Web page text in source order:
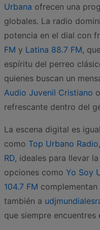
Urbana ofrecen una
globales. La radio
potencia en el dial con
FM y Latina 88.7 FM,
espíritu del perreo
quienes buscan un
Audio Juvenil Cristiano
refrescante dentro del
La escena digital es
como Top Urbano Radio,
RD, ideales para llevar
opciones como Yo Soy
104.7 FM
también a
que siempre encuentres